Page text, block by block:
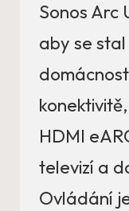
Sonos Arc
aby se
HDMI
televizí a
Ovládání